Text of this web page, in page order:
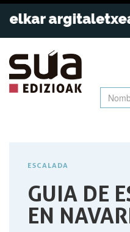
ESCALADA
GUIA DE
EN